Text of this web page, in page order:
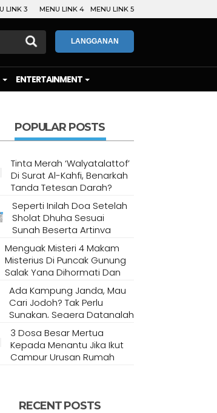
LINK 3 MENU LINK 4 MENU LINK 5
LANGGANAN
ENTERTAINMENT
POPULAR POSTS
Tinta Merah ‘Walyatalattof’
Di Surat Al-Kahfi, Benarkah
Tanda Tetesan Darah?
Seperti Inilah Doa Setelah
Sholat Dhuha Sesuai
Sunah Beserta Artinya
Menguak Misteri 4 Makam
Misterius Di Puncak Gunung
Salak Yang Dihormati Dan
Dianggap Tempat Suci Oleh
Masyarakat Setempat
Ada Kampung Janda, Mau
Cari Jodoh? Tak Perlu
Sungkan, Segera Datanglah
Ke Desa Ini
3 Dosa Besar Mertua
Kepada Menantu Jika Ikut
Campur Urusan Rumah
RECENT POSTS